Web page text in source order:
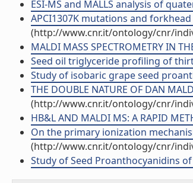
ESI-MS and MALLS analysis of
APCI1307K mutations and
(http://www.cnr.it/ontology/cnr/
MALDI MASS SPECTROMETRY IN
Seed oil triglyceride profiling of
Study of isobaric grape seed
THE DOUBLE NATURE OF DAN
(http://www.cnr.it/ontology/cnr/
HB&L AND MALDI MS: A RAPID
On the primary ionization
(http://www.cnr.it/ontology/cnr/
Study of Seed Proanthocyanidins